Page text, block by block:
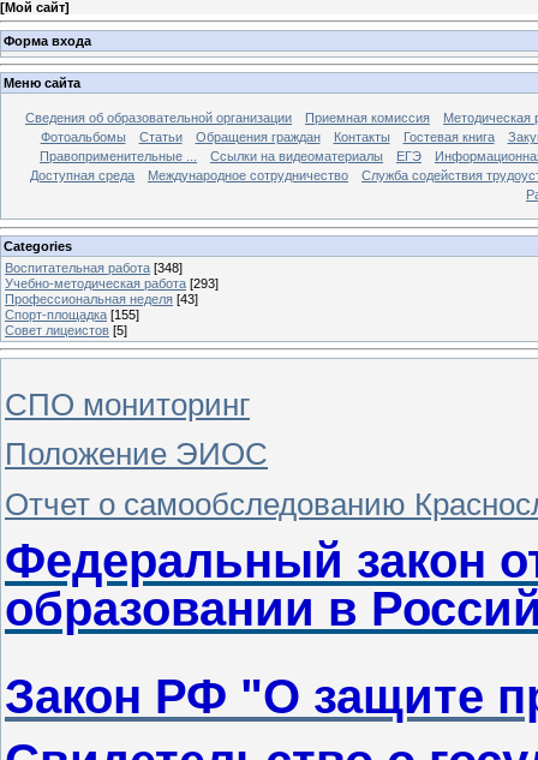
[Мой сайт]
Форма входа
Меню сайта
Сведения об образовательной организации Приемная комиссия
Методическая
Фотоальбомы
Статьи Обращения граждан Контакты Гостевая книга
Правоприменительные ...
Ссылки на видеоматериалы ЕГЭ
Доступная среда
Международное сотрудничество
Служба содействия
Categories
Воспитательная работа [348]
Учебно-методическая работа [293]
Профессиональная неделя [43]
Спорт-площадка [155]
Совет лицеистов [5]
СПО мониторинг
Положение ЭИОС
Отчет о самообследованию
Федеральный закон
образовании в
Закон РФ "О защите